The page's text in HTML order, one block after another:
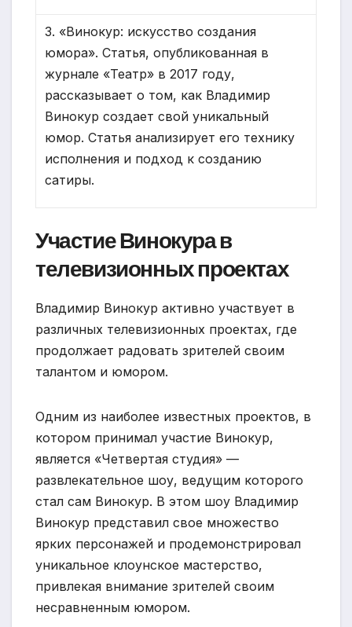
3. «Винокур: искусство создания
юмора». Статья, опубликованная в
журнале «Театр» в 2017 году,
рассказывает о том, как Владимир
Винокур создает свой уникальный
юмор. Статья анализирует его технику
исполнения и подход к созданию
сатиры.
Участие Винокура в
телевизионных проектах
Владимир Винокур активно участвует в
различных телевизионных проектах, где
продолжает радовать зрителей своим
талантом и юмором.
Одним из наиболее известных проектов, в
котором принимал участие Винокур,
является «Четвертая студия» —
развлекательное шоу, ведущим которого
стал сам Винокур. В этом шоу Владимир
Винокур представил свое множество
ярких персонажей и продемонстрировал
уникальное клоунское мастерство,
привлекая внимание зрителей своим
несравненным юмором.